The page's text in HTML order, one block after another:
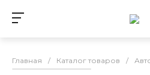
Главная / Каталог товаров /